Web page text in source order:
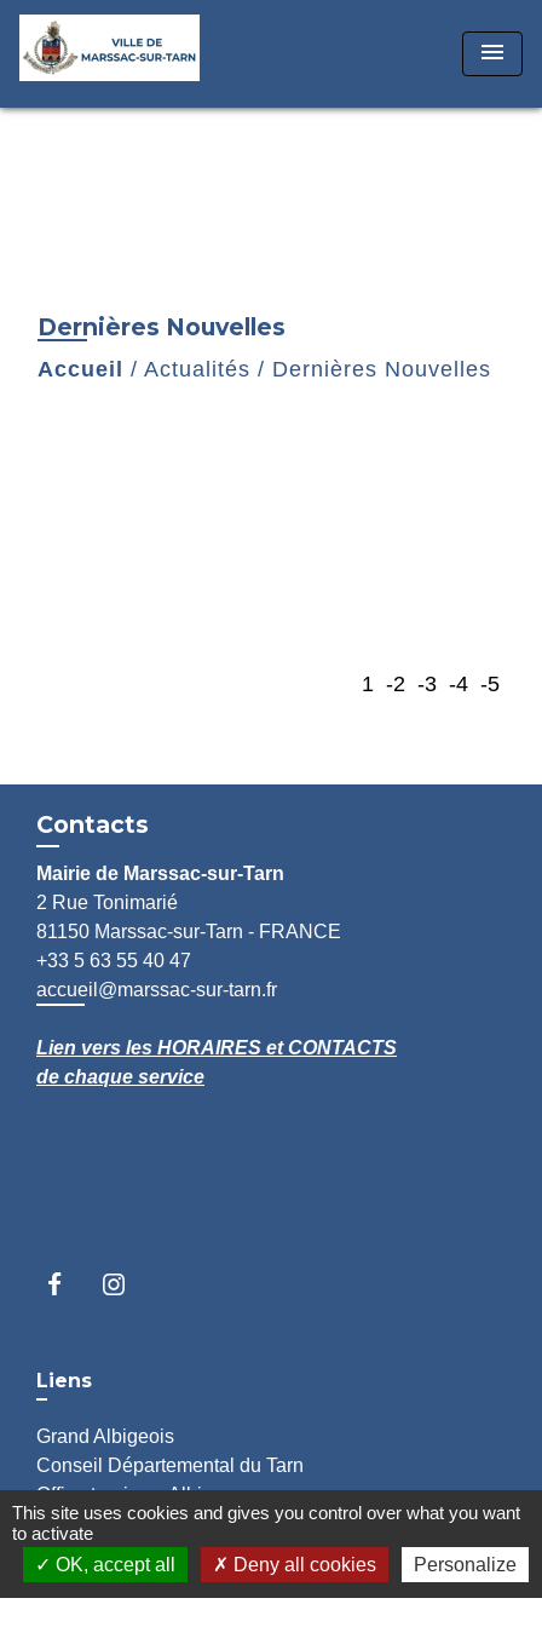
menu
Dernières Nouvelles
Accueil / Actualités / Dernières Nouvelles
1 -2 -3 -4 -5
Contacts
Mairie de Marssac-sur-Tarn
2 Rue Tonimarié
81150 Marssac-sur-Tarn - FRANCE
+33 5 63 55 40 47
accueil@marssac-sur-tarn.fr
Lien vers les HORAIRES et CONTACTS
de chaque service
Liens
Grand Albigeois
Conseil Départemental du Tarn
Office tourisme Albi
Comité Départemental Tourisme
Mentions légales - Politique de confidentialité -
This site uses cookies and gives you control over what you want
to activate
OK, accept all
Deny all cookies Personalize